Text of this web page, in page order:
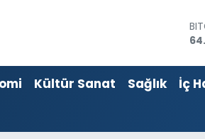
Kültür Sanat Sağlık İç